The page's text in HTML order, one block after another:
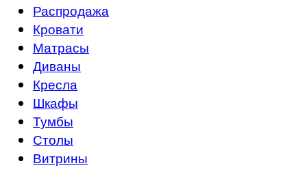
Распродажа
Кровати
Матрасы
Диваны
Кресла
Шкафы
Тумбы
Столы
Витрины